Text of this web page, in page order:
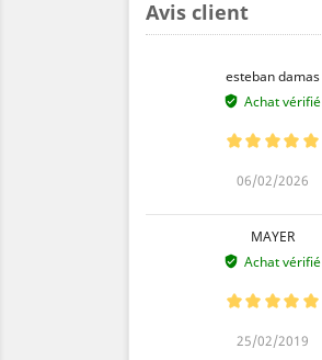
Avis client
esteban damas
Achat vérifié
06/02/2026
MAYER
Achat vérifié
25/02/2019